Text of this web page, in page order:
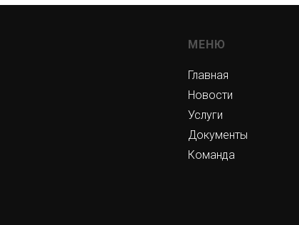
МЕНЮ
Главная
Новости
Услуги
Документы
Команда